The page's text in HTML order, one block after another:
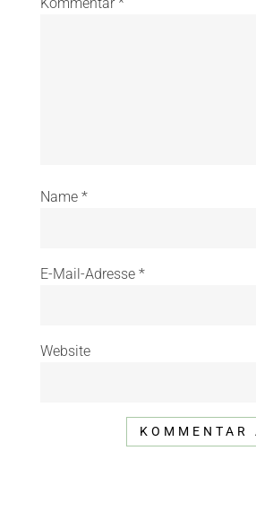
Name *
E-Mail-Adresse *
Website